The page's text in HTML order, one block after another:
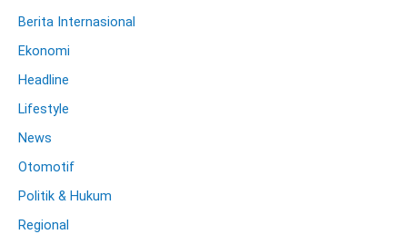
Berita Internasional
Ekonomi
Headline
Lifestyle
News
Otomotif
Politik & Hukum
Regional